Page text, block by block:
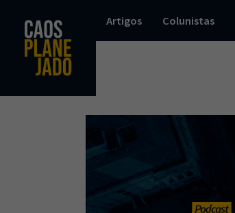
Artigos Colunistas